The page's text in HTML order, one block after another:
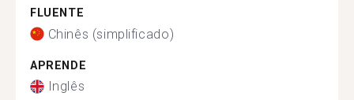
FLUENTE
Chinês (simplificado)
APRENDE
Inglês